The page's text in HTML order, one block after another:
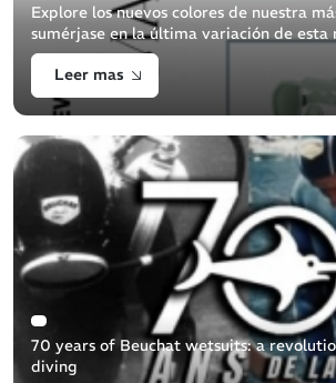
Explore los nuevos colores de nuestra
sumérjase en la última variación de esta
cristal coloreado Maxlux S.
Leer mas
70 years of Beuchat wetsuits: a
diving